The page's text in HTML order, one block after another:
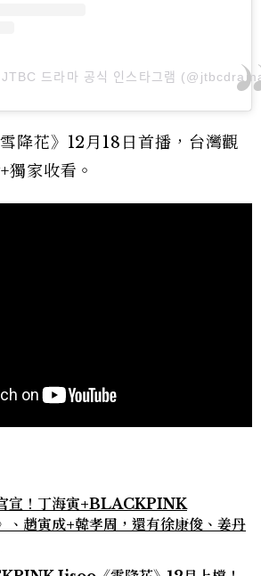
드라마 공식 인스타그램
降花》12月18日首播，台灣觀
家收看。
宣！丁海寅+BLACKPINK
、趙寅成+韓孝周，還有徐康俊、姜丹